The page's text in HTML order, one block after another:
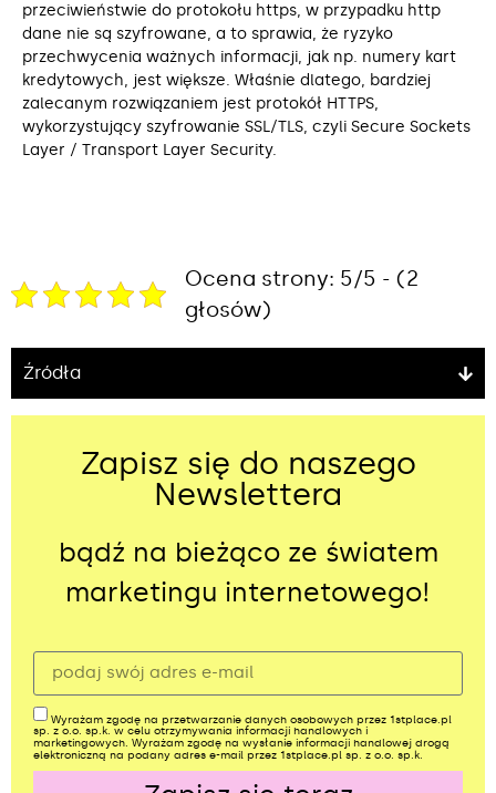
przeciwieństwie do protokołu https, w przypadku http
dane nie są szyfrowane, a to sprawia, że ryzyko
przechwycenia ważnych informacji, jak np. numery kart
kredytowych, jest większe. Właśnie dlatego, bardziej
zalecanym rozwiązaniem jest protokół HTTPS,
wykorzystujący szyfrowanie SSL/TLS, czyli Secure Sockets
Layer / Transport Layer Security.
Ocena strony: 5/5 - (2
głosów)
Źródła
Zapisz się do naszego
Newslettera
bądź na bieżąco ze światem
marketingu internetowego!
Wyrażam zgodę na przetwarzanie danych osobowych przez 1stplace.pl
sp. z o.o. sp.k. w celu otrzymywania informacji handlowych i
marketingowych. Wyrażam zgodę na wysłanie informacji handlowej drogą
elektroniczną na podany adres e-mail przez 1stplace.pl sp. z o.o. sp.k.